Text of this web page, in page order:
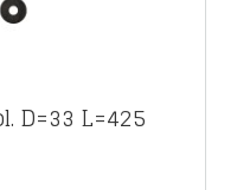
D=33 L=425